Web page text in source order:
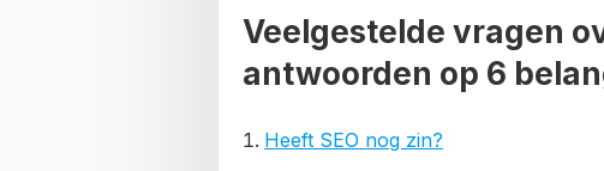
Veelgestelde vragen
antwoorden op 6
Heeft SEO nog zin?